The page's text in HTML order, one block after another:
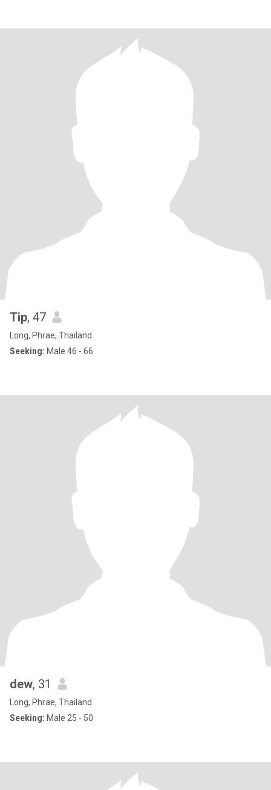
Tip, 47
Long, Phrae, Thailand
Seeking: Male 46 - 66
dew, 31
Long, Phrae, Thailand
Seeking: Male 25 - 50